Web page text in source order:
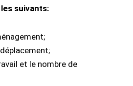
suivants:
et le nombre de